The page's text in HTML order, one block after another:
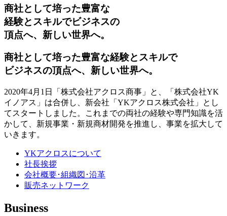
商社として培った豊富な
経験とスキルでビジネスの
頂点へ、新しい世界へ。
商社として培った豊富な経験とスキルで
ビジネスの頂点へ、新しい世界へ。
2020年4月1日「株式会社アクロス商事」と、「株式会社YK
イノアス」は合併し、新会社「YKアクロス株式会社」とし
てスタートしました。これまでの両社の経験や専門知識を活
かして、新規事業・新規商材開発を推進し、事業を拡大して
いきます。
YKアクロスについて
社長挨拶
会社概要･組織図･沿革
販売ネットワーク
Business